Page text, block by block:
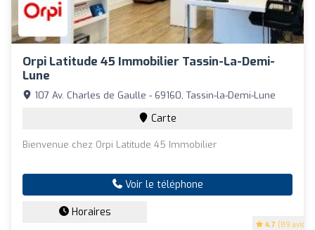
Orpi Latitude 45 Immobilier Tassin-La-Demi-
Lune
4.7 (89 avis)
107 Av. Charles de Gaulle - 69160, Tassin-la-Demi-Lune
Carte
Bienvenue chez Orpi Latitude 45 Immobilier
Voir le téléphone
Horaires